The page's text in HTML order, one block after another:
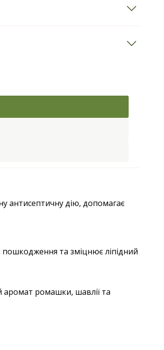
антисептичну дію, допомагає
пошкодження та зміцнює ліпідний
аромат ромашки, шавлії та